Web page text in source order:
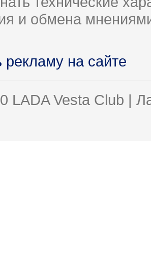
и обмена
рекламу на сайте
LADA Vesta Club |